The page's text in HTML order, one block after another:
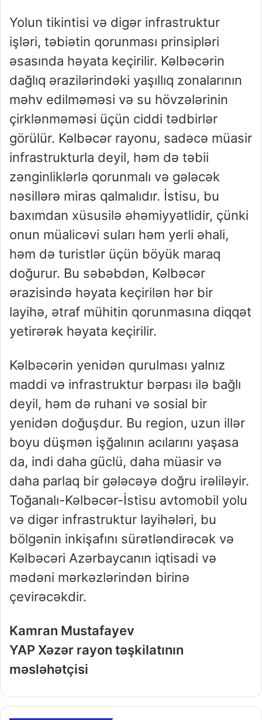
Yolun tikintisi və digər infrastruktur
işləri, təbiətin qorunması prinsipləri
əsasında həyata keçirilir. Kəlbəcərin
dağlıq ərazilərindəki yaşıllıq zonalarının
məhv edilməməsi və su hövzələrinin
çirklənməməsi üçün ciddi tədbirlər
görülür. Kəlbəcər rayonu, sadəcə müasir
infrastrukturla deyil, həm də təbii
zənginliklərlə qorunmalı və gələcək
nəsillərə miras qalmalıdır. İstisu, bu
baxımdan xüsusilə əhəmiyyətlidir, çünki
onun müalicəvi suları həm yerli əhali,
həm də turistlər üçün böyük maraq
doğurur. Bu səbəbdən, Kəlbəcər
ərazisində həyata keçirilən hər bir
layihə, ətraf mühitin qorunmasına diqqət
yetirərək həyata keçirilir.
Kəlbəcərin yenidən qurulması yalnız
maddi və infrastruktur bərpası ilə bağlı
deyil, həm də ruhani və sosial bir
yenidən doğuşdur. Bu region, uzun illər
boyu düşmən işğalının acılarını yaşasa
da, indi daha güclü, daha müasir və
daha parlaq bir gələcəyə doğru irəliləyir.
Toğanalı-Kəlbəcər-İstisu avtomobil yolu
və digər infrastruktur layihələri, bu
bölgənin inkişafını sürətləndirəcək və
Kəlbəcəri Azərbaycanın iqtisadi və
mədəni mərkəzlərindən birinə
çevirəcəkdir.
Kamran Mustafayev
YAP Xəzər rayon təşkilatının
məsləhətçisi